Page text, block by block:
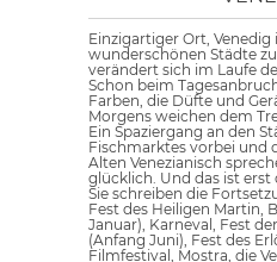
Einzigartiger Ort, Venedig
wunderschönen Städte
verändert sich im Laufe
Schon beim
Farben, die Düfte und
Morgens weichen dem
Ein Spaziergang an den
Fischmarktes vorbei und
Alten Venezianisch
glücklich. Und das ist erst
Sie schreiben die
Fest des Heiligen Martin,
Januar), Karneval, Fest
(Anfang Juni), Fest des
Filmfestival, Mostra, die